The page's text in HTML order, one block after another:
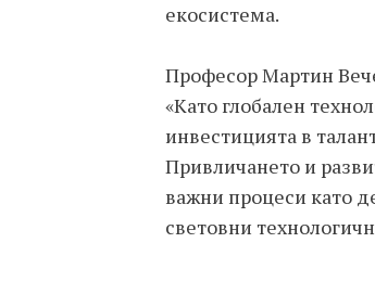
екосистема.
Професор Мартин
«Като глобален
инвестицията в
Привличането и
важни процеси като
световни